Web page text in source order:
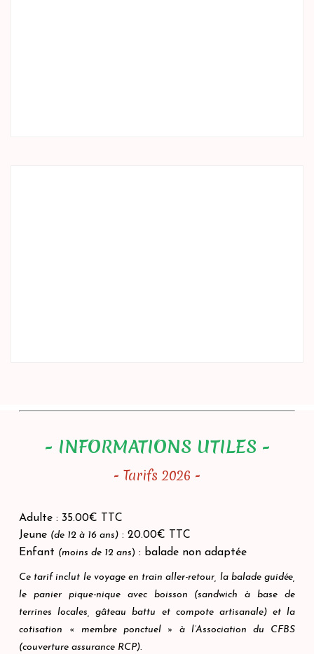
- INFORMATIONS UTILES -
- Tarifs 2026 -
Adulte : 35.00€ TTC
Jeune (de 12 à 16 ans): 20.00€ TTC
Enfant (moins de 12 ans) : balade non adaptée
Ce tarif inclut le voyage en train aller-retour, la balade guidée,
le panier pique-nique avec boisson (sandwich à base de
terrines locales, gâteau battu et compote artisanale) et la
cotisation « membre ponctuel » à l’Association du CFBS
(couverture assurance RCP).